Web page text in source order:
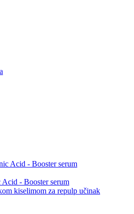
- Booster serum
kiselimom za repulp učinak